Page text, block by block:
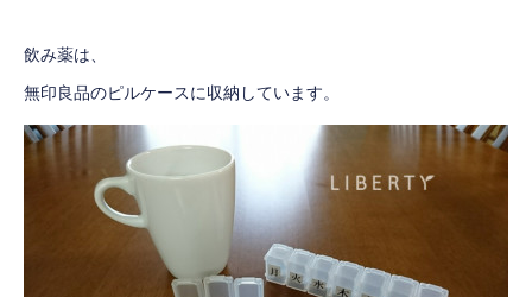
飲み薬は、
無印良品のピルケースに収納しています。